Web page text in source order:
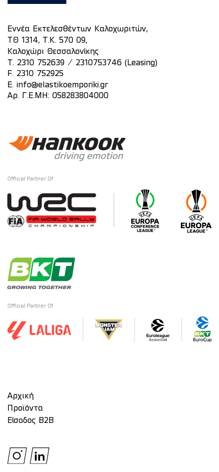
Εννέα Εκτελεσθέντων Καλοχωριτών,
ΤΘ 1314, Τ.Κ. 570 09,
Καλοχώρι Θεσσαλονίκης
T. 2310 752639 /
2310753746 (Leasing)
F. 2310 752925
E.
info@elastikoemporiki.gr
Αρ. Γ.Ε.ΜΗ: 058283804000
Official Partner Of
Official Partner Of
Αρχική
Προϊόντα
Είσοδος Β2Β